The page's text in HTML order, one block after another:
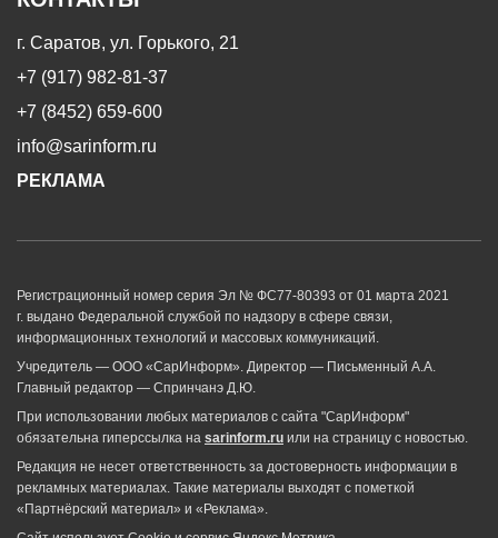
г. Саратов, ул. Горького, 21
+7 (917) 982-81-37
+7 (8452) 659-600
info@sarinform.ru
РЕКЛАМА
Регистрационный номер серия Эл № ФС77-80393 от 01 марта 2021
г. выдано Федеральной службой по надзору в сфере связи,
информационных технологий и массовых коммуникаций.
Учредитель — ООО «СарИнформ». Директор — Письменный А.А.
Главный редактор — Спринчанэ Д.Ю.
При использовании любых материалов с сайта "СарИнформ"
обязательна гиперссылка на sarinform.ru или на страницу с новостью.
Редакция не несет ответственность за достоверность информации в
рекламных материалах. Такие материалы выходят с пометкой
«Партнёрский материал» и «Реклама».